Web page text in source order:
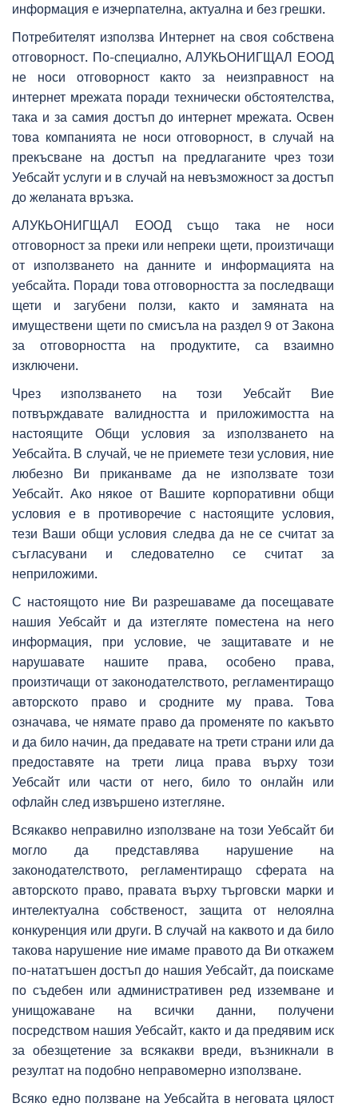
информация е изчерпателна, актуална и без грешки.
Потребителят използва Интернет на своя собствена
отговорност. По-специално, АЛУКЬОНИГЩАЛ ЕООД
не носи отговорност както за неизправност на
интернет мрежата поради технически обстоятелства,
така и за самия достъп до интернет мрежата. Освен
това компанията не носи отговорност, в случай на
прекъсване на достъп на предлаганите чрез този
Уебсайт услуги и в случай на невъзможност за достъп
до желаната връзка.
АЛУКЬОНИГЩАЛ ЕООД също така не носи
отговорност за преки или непреки щети, произтичащи
от използването на данните и информацията на
уебсайта. Поради това отговорността за последващи
щети и загубени ползи, както и замяната на
имуществени щети по смисъла на раздел 9 от Закона
за отговорността на продуктите, са взаимно
изключени.
Чрез използването на този Уебсайт Вие
потвърждавате валидността и приложимостта на
настоящите Общи условия за използването на
Уебсайта. В случай, че не приемете тези условия, ние
любезно Ви приканваме да не използвате този
Уебсайт. Ако някое от Вашите корпоративни общи
условия е в противоречие с настоящите условия,
тези Ваши общи условия следва да не се считат за
съгласувани и следователно се считат за
неприложими.
С настоящото ние Ви разрешаваме да посещавате
нашия Уебсайт и да изтегляте поместена на него
информация, при условие, че защитавате и не
нарушавате нашите права, особено права,
произтичащи от законодателството, регламентиращо
авторското право и сродните му права. Това
означава, че нямате право да променяте по какъвто
и да било начин, да предавате на трети страни или да
предоставяте на трети лица права върху този
Уебсайт или части от него, било то онлайн или
офлайн след извършено изтегляне.
Всякакво неправилно използване на този Уебсайт би
могло да представлява нарушение на
законодателството, регламентиращо сферата на
авторското право, правата върху търговски марки и
интелектуална собственост, защита от нелоялна
конкуренция или други. В случай на каквото и да било
такова нарушение ние имаме правото да Ви откажем
по-нататъшен достъп до нашия Уебсайт, да поискаме
по съдебен или административен ред изземване и
унищожаване на всички данни, получени
посредством нашия Уебсайт, както и да предявим иск
за обезщетение за всякакви вреди, възникнали в
резултат на подобно неправомерно използване.
Всяко едно ползване на Уебсайта в неговата цялост